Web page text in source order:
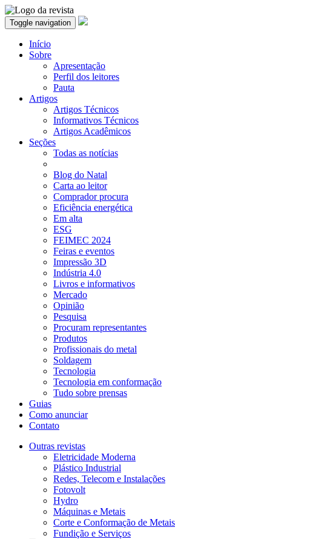
Toggle navigation
Início
Sobre
Apresentação
Perfil dos leitores
Pauta
Artigos
Artigos Técnicos
Informativos Técnicos
Artigos Acadêmicos
Seções
Todas as notícias
Blog do Natal
Carta ao leitor
Comprador procura
Eficiência energética
Em alta
ESG
FEIMEC 2024
Feiras e eventos
Impressão 3D
Indústria 4.0
Livros e informativos
Mercado
Opinião
Pesquisa
Procuram representantes
Produtos
Profissionais do metal
Soldagem
Tecnologia
Tecnologia em conformação
Tudo sobre prensas
Guias
Como anunciar
Contato
Outras revistas
Eletricidade Moderna
Plástico Industrial
Redes, Telecom e Instalações
Fotovolt
Hydro
Máquinas e Metais
Corte e Conformação de Metais
Fundição e Serviços